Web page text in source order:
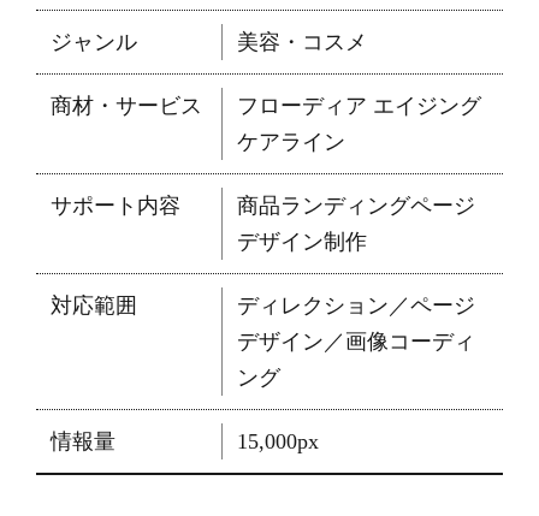
ジャンル 美容・コスメ
商材・サービス
フローディア エイジング
ケアライン
サポート内容
商品ランディングページ
デザイン制作
対応範囲
ディレクション／ページ
デザイン／画像コーディ
ング
情報量 15,000px